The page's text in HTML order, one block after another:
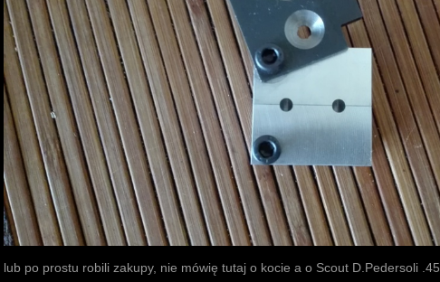
lub po prostu robili zakupy, nie mówię tutaj o kocie a o Scout D.Pedersoli .45